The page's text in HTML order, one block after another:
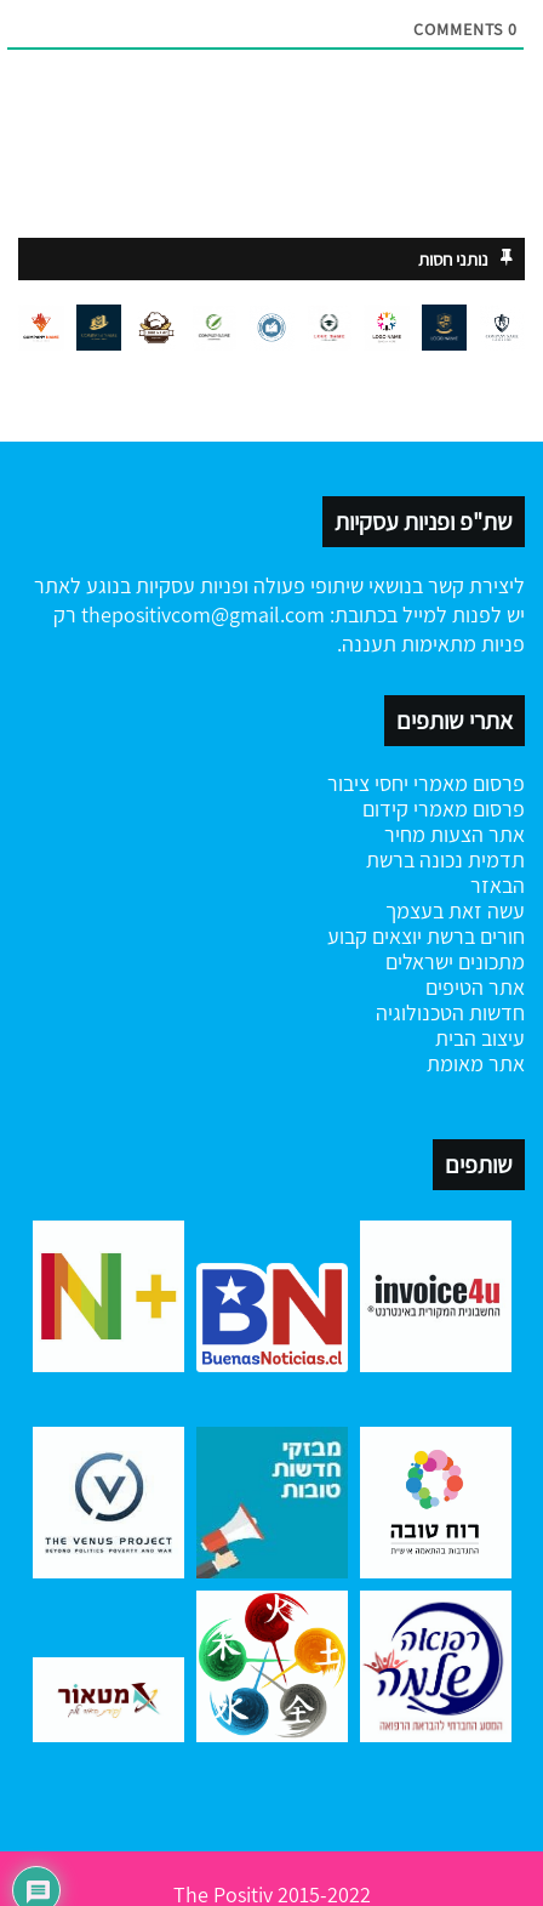
0
נותני חסות
שת"פ ופניות עסקיות
ליצירת קשר בנושאי שיתופי פעולה ופניות עסקיות בנוגע לאתר
יש לפנות למייל בכתובת: thepositivcom@gmail.com רק
פניות מתאימות תעננה.
אתרי שותפים
פרסום מאמרי יחסי ציבור
פרסום מאמרי קידום
אתר הצעות מחיר
תדמית נכונה ברשת
הבאזר
עשה זאת בעצמך
חורים ברשת יוצאים קבוע
מתכונים ישראלים
אתר הטיפים
חדשות הטכנולוגיה
עיצוב הבית
אתר מאומת
שותפים
2015-2022 The Positiv